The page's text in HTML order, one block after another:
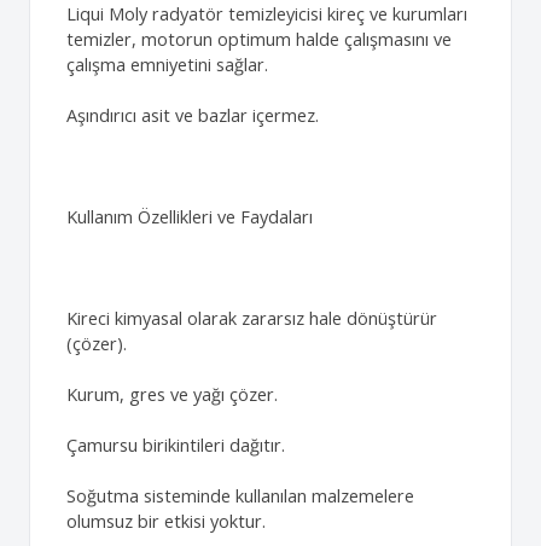
Liqui Moly radyatör temizleyicisi kireç ve kurumları
temizler, motorun optimum halde çalışmasını ve
çalışma emniyetini sağlar.
Aşındırıcı asit ve bazlar içermez.
Kullanım Özellikleri ve Faydaları
Kireci kimyasal olarak zararsız hale dönüştürür
(çözer).
Kurum, gres ve yağı çözer.
Çamursu birikintileri dağıtır.
Soğutma sisteminde kullanılan malzemelere
olumsuz bir etkisi yoktur.